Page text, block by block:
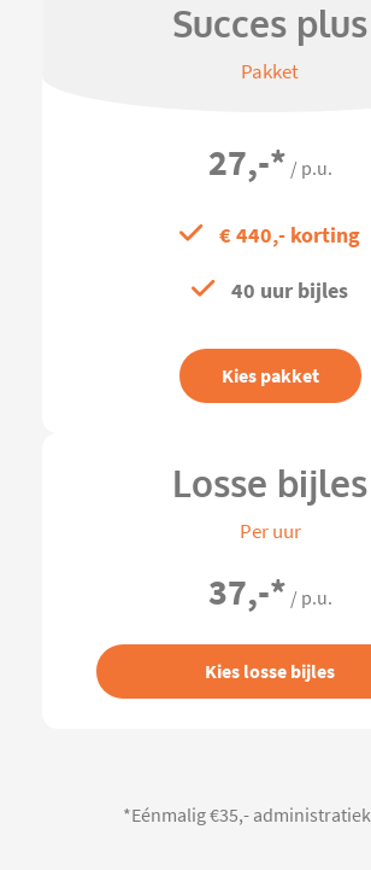
Succes plus
Pakket
27,-* / p.u.
€ 440,- korting
40 uur bijles
Kies pakket
Losse bijles
Per uur
37,-* / p.u.
Kies losse bijles
*Eénmalig €35,-